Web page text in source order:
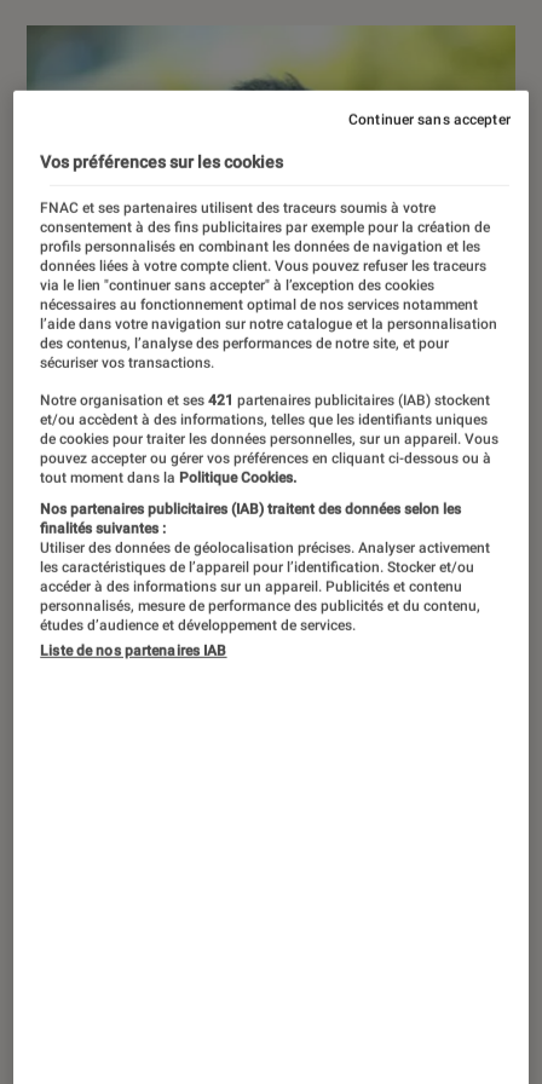
Ray Liotta, éternel gangster des
Affranchis, est mort
ACTU
Cinéma • 27 mai. 2022
Vos préférences sur les cookies
FNAC et ses partenaires utilisent des traceurs soumis à votre
consentement à des fins publicitaires par exemple pour la création de
profils personnalisés en combinant les données de navigation et les
données liées à votre compte client. Vous pouvez refuser les traceurs
via le lien "continuer sans accepter" à l’exception des cookies
nécessaires au fonctionnement optimal de nos services notamment
l’aide dans votre navigation sur notre catalogue et la personnalisation
des contenus, l’analyse des performances de notre site, et pour
sécuriser vos transactions.
Notre organisation et ses421 partenaires publicitaires (IAB) stockent
et/ou accèdent à des informations, telles que les identifiants uniques
de cookies pour traiter les données personnelles, sur un appareil. Vous
pouvez accepter ou gérer vos préférences en cliquant ci-dessous ou à
tout moment dans la Politique Cookies.
Nos partenaires publicitaires (IAB) traitent des données selon les
finalités suivantes :
Utiliser des données de géolocalisation précises. Analyser activement
les caractéristiques de l’appareil pour l’identification. Stocker et/ou
accéder à des informations sur un appareil. Publicités et contenu
personnalisés, mesure de performance des publicités et du contenu,
études d’audience et développement de services.
Liste de nos partenaires IAB
Continuer sans accepter